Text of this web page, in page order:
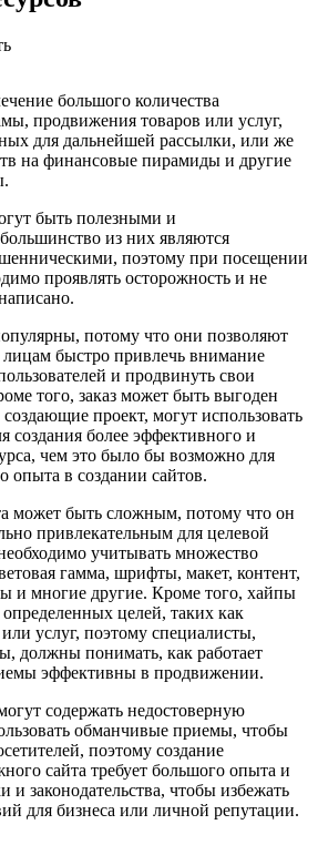
большого количества
продвижения товаров или услуг,
для дальнейшей рассылки, или же
на финансовые пирамиды и другие
быть полезными и
из них являются
поэтому при посещении
проявлять осторожность и не
потому что они позволяют
быстро привлечь внимание
и продвинуть свои
того, заказ может быть выгоден
проект, могут использовать
создания более эффективного и
чем это было бы возможно для
опыта в создании сайтов.
может быть сложным, потому что он
привлекательным для целевой
учитывать множество
гамма, шрифты, макет, контент,
и многие другие. Кроме того, хайпы
целей, таких как
услуг, поэтому специалисты,
должны понимать, как работает
эффективны в продвижении.
содержать недостоверную
обманчивые приемы, чтобы
поэтому создание
сайта требует большого опыта и
и законодательства, чтобы избежать
для бизнеса или личной репутации.